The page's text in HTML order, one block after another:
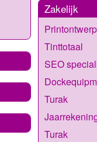
Zakelijk
Printontwerp
Tinttotaal
SEO
Turak
Turak